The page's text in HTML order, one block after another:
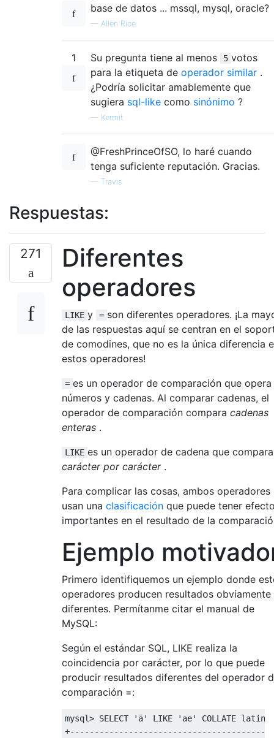
base de datos ... mssql, mysql, oracle?
— Allen Rice
1 Su pregunta tiene al menos 5 votos
para la etiqueta de operador similar .
¿Podría solicitar amablemente que
sugiera sql-like como sinónimo ?
— Kermit
@FreshPrinceOfSO, lo haré cuando
tenga suficiente reputación. Gracias.
— Travis
Respuestas:
271
Diferentes
operadores
LIKE y = son diferentes operadores. ¡La
de las respuestas aquí se centran en el
de comodines, que no es la única diferencia
estos operadores!
= es un operador de comparación que
números y cadenas. Al comparar cadenas, el
operador de comparación compara cadenas
enteras .
LIKE es un operador de cadena que compara
carácter por carácter.
Para complicar las cosas, ambos operadores
usan una clasificación que puede tener
importantes en el resultado de la
Ejemplo
Primero identifiquemos un ejemplo donde
operadores producen resultados obviamente
diferentes. Permítanme citar el manual de
MySQL:
Según el estándar SQL, LIKE realiza la
coincidencia por carácter, por lo que puede
producir resultados diferentes del operador
comparación =:
mysql> SELECT 'ä' LIKE 'ae' COLLATE
+-----------------------------------------